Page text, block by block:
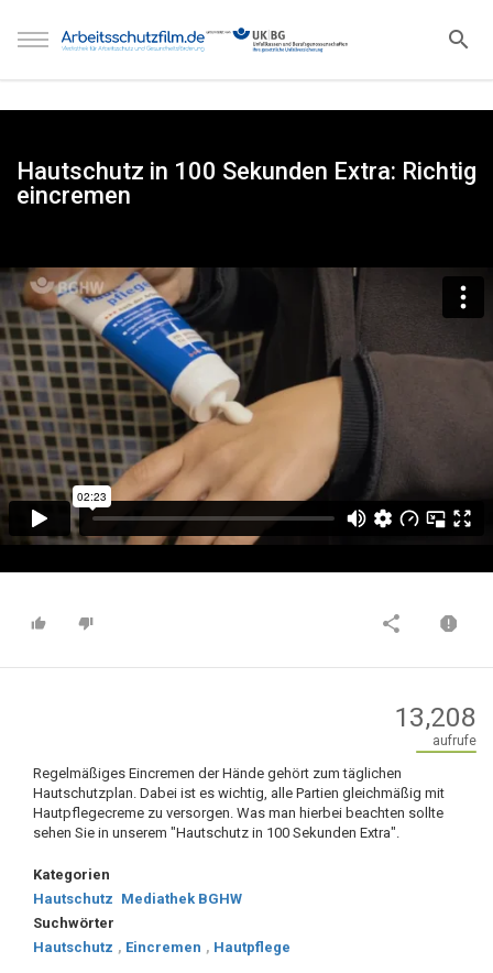
Hautschutz in 100 Sekunden Extra: Richtig
eincremen
13,208
aufrufe
Regelmäßiges Eincremen der Hände gehört zum täglichen
Hautschutzplan. Dabei ist es wichtig, alle Partien gleichmäßig mit
Hautpflegecreme zu versorgen. Was man hierbei beachten sollte
sehen Sie in unserem "Hautschutz in 100 Sekunden Extra".
Kategorien
Hautschutz Mediathek BGHW
Suchwörter
Hautschutz , Eincremen , Hautpflege